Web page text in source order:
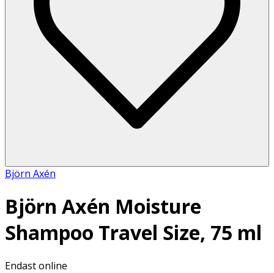
Björn Axén
Björn Axén Moisture
Shampoo Travel Size, 75 ml
Endast online